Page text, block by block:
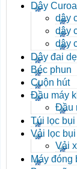
Dây Curoa
dây
dây
dây
Dây đai
Béc phun
Cuộn hút
Đầu máy
Đầu
Túi lọc bụi
Vải lọc bụi
Vải
Máy đóng